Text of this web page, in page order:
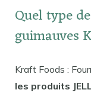
Quel type
guimauves
Kraft Foods :
les produits